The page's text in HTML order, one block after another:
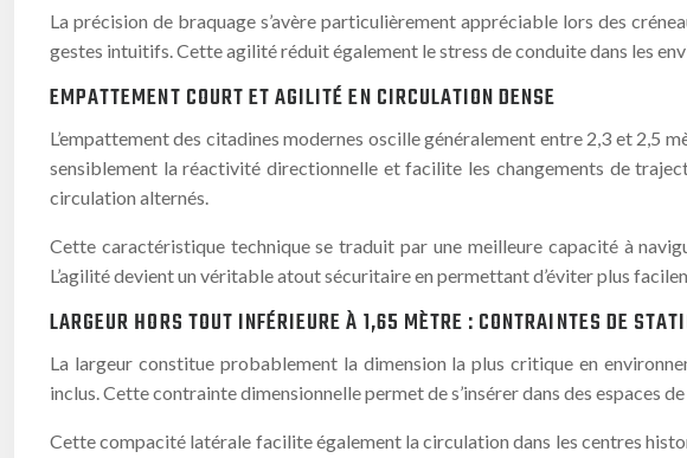
La précision de braquage s’avère particulièrement appréciable lors des
gestes intuitifs. Cette agilité réduit également le stress de conduite dans les
EMPATTEMENT COURT ET AGILITÉ EN CIRCULATION DENSE
L’empattement des citadines modernes oscille généralement entre 2,3 et 2,5
sensiblement la réactivité directionnelle et facilite les changements de
circulation alternés.
Cette caractéristique technique se traduit par une meilleure capacité à
L’agilité devient un véritable atout sécuritaire en permettant d’éviter plus
LARGEUR HORS TOUT INFÉRIEURE À 1,65 MÈTRE : CONTRAINTES DE
La largeur constitue probablement la dimension la plus critique en
inclus. Cette contrainte dimensionnelle permet de s’insérer dans des espaces
Cette compacité latérale facilite également la circulation dans les centres